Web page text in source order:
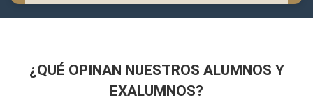
¿QUÉ OPINAN NUESTROS ALUMNOS Y
EXALUMNOS?